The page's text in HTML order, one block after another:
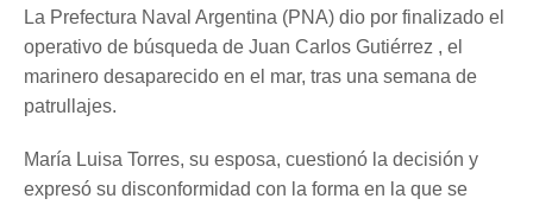
La Prefectura Naval Argentina (PNA) dio por finalizado el
operativo de búsqueda de Juan Carlos Gutiérrez , el
marinero desaparecido en el mar, tras una semana de
patrullajes.
María Luisa Torres, su esposa, cuestionó la decisión y
expresó su disconformidad con la forma en la que se